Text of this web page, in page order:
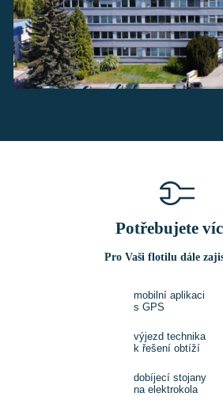
Potřebujete
Pro Vaši flotilu dále
mobilní aplikaci
s GPS
výjezd technika
k řešení obtíží
dobíjecí stojany
na elektrokola